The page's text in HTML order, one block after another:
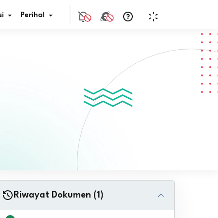
JDIH
Perihal
Riwayat Dokumen (1)